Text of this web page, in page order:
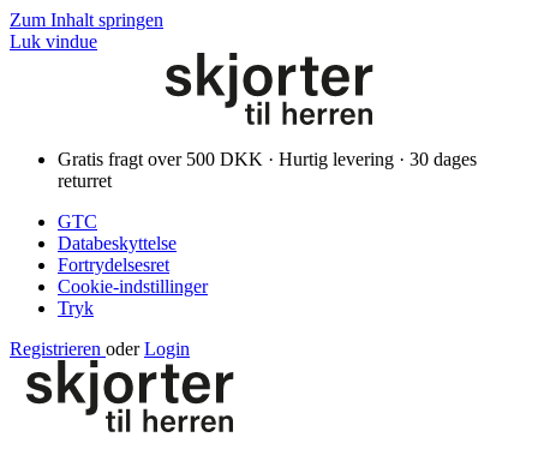
Zum Inhalt springen
Luk vindue
Gratis fragt over 500 DKK · Hurtig levering · 30 dages
returret
GTC
Databeskyttelse
Fortrydelsesret
Cookie-indstillinger
Tryk
Registrieren oder Login